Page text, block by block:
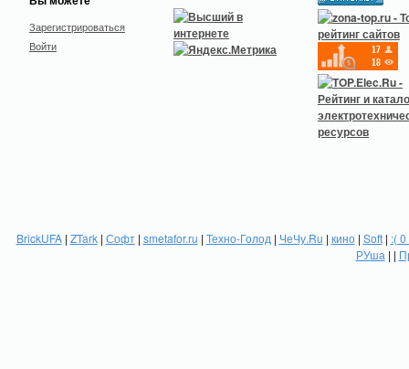
Зарегистрироваться
Войти
BrickUFA| ZTark| Софт| smetafor.ru | Техно-Голод | ЧеЧу.Ru | кино| Soft| :(
РУша | |